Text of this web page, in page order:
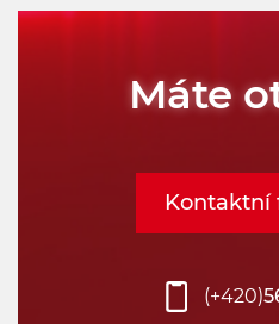
Máte
(+420)
Kontaktní